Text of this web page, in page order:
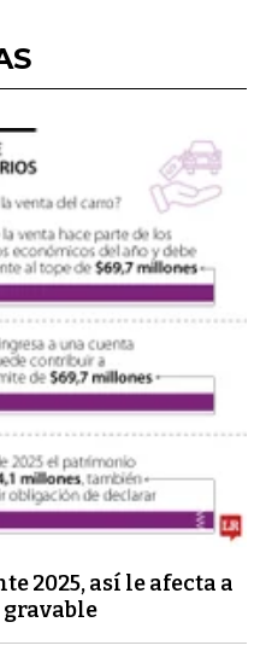
2025, así le afecta a